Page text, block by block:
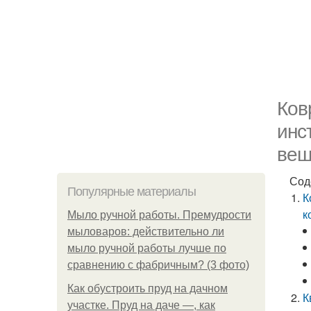
Популярные материалы
Мыло ручной работы. Премудрости
мыловаров: действительно ли
мыло ручной работы лучше по
сравнению с фабричным? (3 фото)
Как обустроить пруд на дачном
участке. Пруд на даче —, как